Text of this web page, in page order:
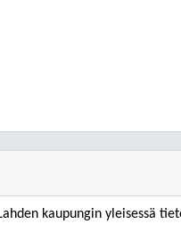
kaupungin yleisessä